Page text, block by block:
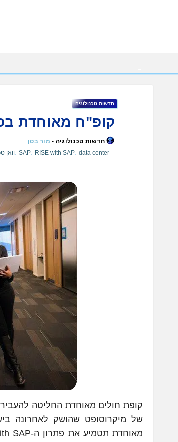
חדשות טכנולוגיה
קופ"ח מאוחדת
חדשות טכנולוגיה - מור בסן
data center
,
RISE with SAP
,
SAP
,וואן
של מיקרוסופט שהושק לאחרונה